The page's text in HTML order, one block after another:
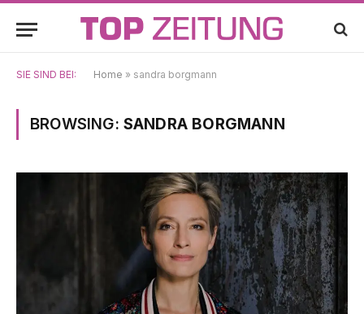
SIE SIND BEI: Home » sandra borgmann
BROWSING: SANDRA BORGMANN